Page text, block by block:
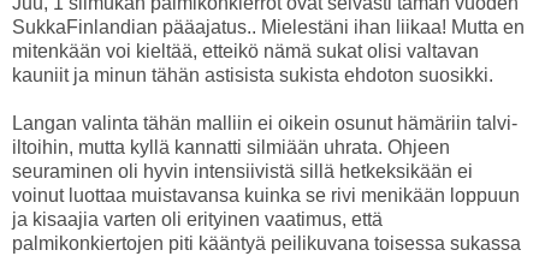
SukkaFinlandian pääajatus.. Mielestäni ihan liikaa! Mutta en
mitenkään voi kieltää, etteikö nämä sukat olisi valtavan
kauniit ja minun tähän astisista sukista ehdoton suosikki.
Langan valinta tähän malliin ei oikein osunut hämäriin talvi-
iltoihin, mutta kyllä kannatti silmiään uhrata. Ohjeen
seuraminen oli hyvin intensiivistä sillä hetkeksikään ei
voinut luottaa muistavansa kuinka se rivi menikään loppuun
ja kisaajia varten oli erityinen vaatimus, että
palmikonkiertojen piti kääntyä peilikuvana toisessa sukassa